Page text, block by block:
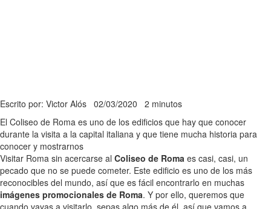
Escrito por: Victor Alós 02/03/2020 2 minutos
El Coliseo de Roma es uno de los edificios que hay que conocer
durante la visita a la capital italiana y que tiene mucha historia para
conocer y mostrarnos
Visitar Roma sin acercarse al Coliseo de Roma es casi, casi, un
pecado que no se puede cometer. Este edificio es uno de los más
reconocibles del mundo, así que es fácil encontrarlo en muchas
imágenes promocionales de Roma. Y por ello, queremos que
cuando vayas a visitarlo, sepas algo más de él, así que vamos a